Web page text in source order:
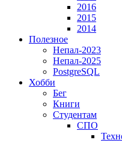
2016
2015
2014
Полезное
Непал-2023
Непал-2025
PostgreSQL
Хобби
Бег
Книги
Студентам
СПО